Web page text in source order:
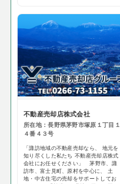
不動産売却店株式会社
所在地：長野県茅野市塚原１丁目１
４番４３号
「諏訪地域の不動産売却なら、 地元を
知り尽くした私たち 不動産売却店株式
会社にお任せください」 茅野市、諏
訪市、富士見町、原村を中心に、 土
地・中古住宅の売却をサポートしてお